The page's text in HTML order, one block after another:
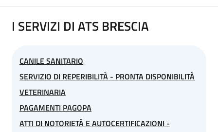
I SERVIZI DI ATS BRESCIA
CANILE SANITARIO
SERVIZIO DI REPERIBILITÀ - PRONTA DISPONIBILITÀ
VETERINARIA
PAGAMENTI PAGOPA
ATTI DI NOTORIETÀ E AUTOCERTIFICAZIONI -